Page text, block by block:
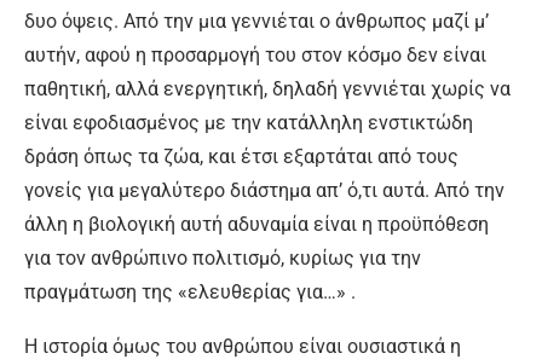
δυο όψεις. Από την μια γεννιέται ο άνθρωπος μαζί μ’
αυτήν, αφού η προσαρμογή του στον κόσμο δεν είναι
παθητική, αλλά ενεργητική, δηλαδή γεννιέται χωρίς να
είναι εφοδιασμένος με την κατάλληλη ενστικτώδη
δράση όπως τα ζώα, και έτσι εξαρτάται από τους
γονείς για μεγαλύτερο διάστημα απ’ ό,τι αυτά. Από την
άλλη η βιολογική αυτή αδυναμία είναι η προϋπόθεση
για τον ανθρώπινο πολιτισμό, κυρίως για την
πραγμάτωση της «ελευθερίας για…» .
Η ιστορία όμως του ανθρώπου είναι ουσιαστικά η